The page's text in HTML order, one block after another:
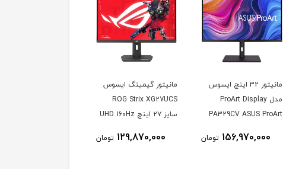
مانیتور 32 اینچ ایسوس
مدل ProArt Display
PA329CV ASUS ProArt
Inch IPS 4K UHD
156,970,000 تومان
مانیتور گیمینگ ایسوس
ROG Strix XG27UCS
سایز ۲۷ اینچ UHD 160Hz
129,870,000 تومان